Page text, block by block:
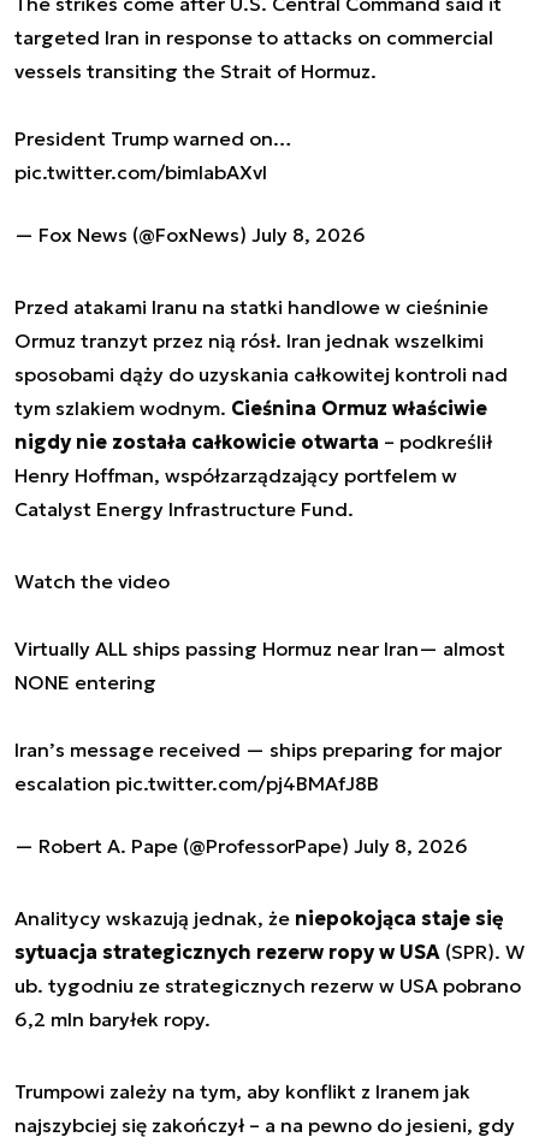
targeted Iran in response to attacks on commercial
vessels transiting the Strait of Hormuz.
President Trump warned on…
pic.twitter.com/bimlabAXvl
— Fox News (@FoxNews) July 8, 2026
Przed atakami Iranu na statki handlowe w cieśninie
Ormuz tranzyt przez nią rósł. Iran jednak wszelkimi
sposobami dąży do uzyskania całkowitej kontroli nad
tym szlakiem wodnym. Cieśnina Ormuz właściwie
nigdy nie została całkowicie otwarta – podkreślił
Henry Hoffman, współzarządzający portfelem w
Catalyst Energy Infrastructure Fund.
Watch the video
Virtually ALL ships passing Hormuz near Iran— almost
NONE entering
Iran’s message received — ships preparing for major
escalation pic.twitter.com/pj4BMAfJ8B
— Robert A. Pape (@ProfessorPape) July 8, 2026
Analitycy wskazują jednak, że niepokojąca staje się
sytuacja strategicznych rezerw ropy w USA (SPR). W
ub. tygodniu ze strategicznych rezerw w USA pobrano
6,2 mln baryłek ropy.
Trumpowi zależy na tym, aby konflikt z Iranem jak
najszybciej się zakończył – a na pewno do jesieni, gdy